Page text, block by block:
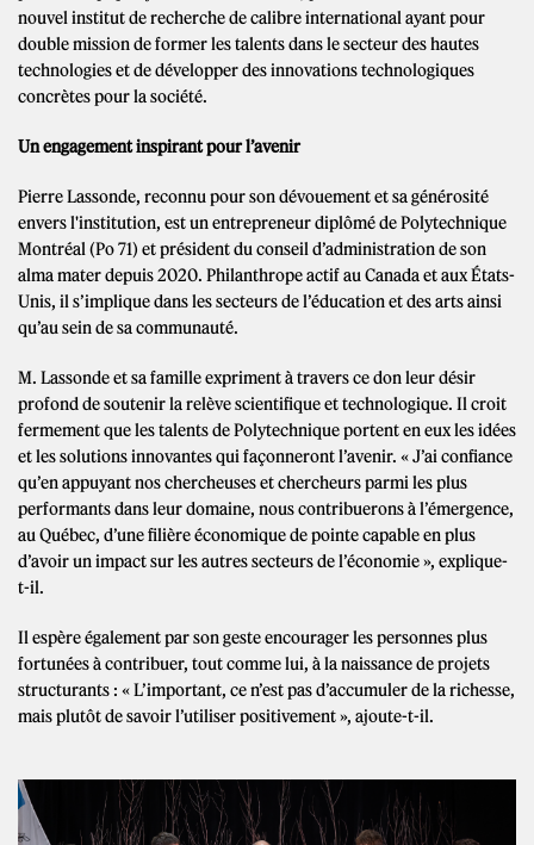
nouvel institut de recherche de calibre international ayant pour
double mission de former les talents dans le secteur des hautes
technologies et de développer des innovations technologiques
concrètes pour la société.
Un engagement inspirant pour l’avenir
Pierre Lassonde, reconnu pour son dévouement et sa générosité
envers l'institution, est un entrepreneur diplômé de Polytechnique
Montréal (Po 71) et président du conseil d’administration de son
alma mater depuis 2020. Philanthrope actif au Canada et aux États-
Unis, il s’implique dans les secteurs de l’éducation et des arts ainsi
qu’au sein de sa communauté.
M. Lassonde et sa famille expriment à travers ce don leur désir
profond de soutenir la relève scientifique et technologique. Il croit
fermement que les talents de Polytechnique portent en eux les idées
et les solutions innovantes qui façonneront l’avenir. « J’ai confiance
qu’en appuyant nos chercheuses et chercheurs parmi les plus
performants dans leur domaine, nous contribuerons à l’émergence,
au Québec, d’une filière économique de pointe capable en plus
d’avoir un impact sur les autres secteurs de l’économie », explique-
t-il.
Il espère également par son geste encourager les personnes plus
fortunées à contribuer, tout comme lui, à la naissance de projets
structurants : « L’important, ce n’est pas d’accumuler de la richesse,
mais plutôt de savoir l’utiliser positivement », ajoute-t-il.